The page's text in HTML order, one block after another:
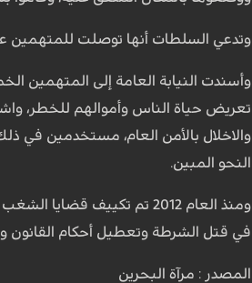
وتدعي السلطات أنها توصلت للمتهمين
تعريض حياة الناس وأموالهم للخطر،
والاخلال بالأمن العام، مستخدمين في
النحو المبين.
ومنذ العام 2012 تم تكييف
في قتل الشرطة وتعطيل أحكام القانون
المصدر : مرآة البحرين